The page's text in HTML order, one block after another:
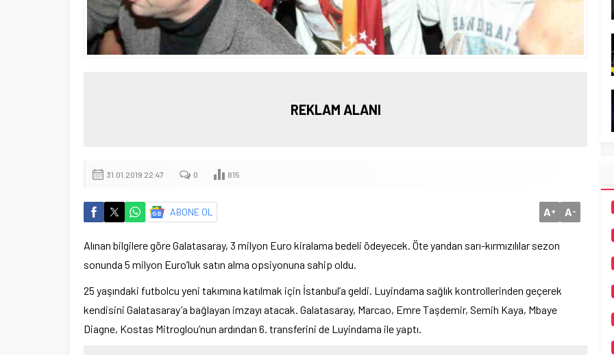
REKLAM ALANI
31.01.2019 22:47 0 815
ABONE OL A+ A-
Alınan bilgilere göre Galatasaray, 3 milyon Euro kiralama bedeli ödeyecek. Öte yandan sarı-kırmızılılar sezon
sonunda 5 milyon Euro’luk satın alma opsiyonuna sahip oldu.
25 yaşındaki futbolcu yeni takımına katılmak için İstanbul’a geldi. Luyindama sağlık kontrollerinden geçerek
kendisini Galatasaray’a bağlayan imzayı atacak. Galatasaray, Marcao, Emre Taşdemir, Semih Kaya, Mbaye
Diagne, Kostas Mitroglou’nun ardından 6. transferini de Luyindama ile yaptı.